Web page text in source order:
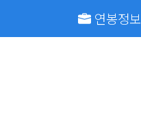
연봉정보